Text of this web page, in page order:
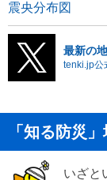
震央分布図
最新の
tenki.jp公
「知る防災
いざと